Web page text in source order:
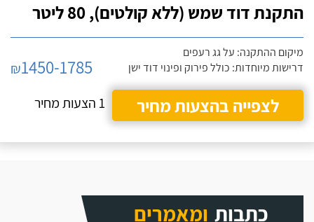
התקנת דוד שמש (ללא קולטים), 80 ליטר
מיקום ההתקנה: על גג רעפים
דרישות מיוחדות: כולל פירוק ופינוי דוד ישן
₪1450-1785
לצפייה בהצעות מחיר
1 הצעות מחיר
כתבות ומאמרים